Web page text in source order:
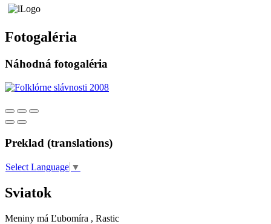
Fotogaléria
Náhodná fotogaléria
Preklad (translations)
Select Language ▼
Sviatok
Meniny má Ľubomíra , Rastic